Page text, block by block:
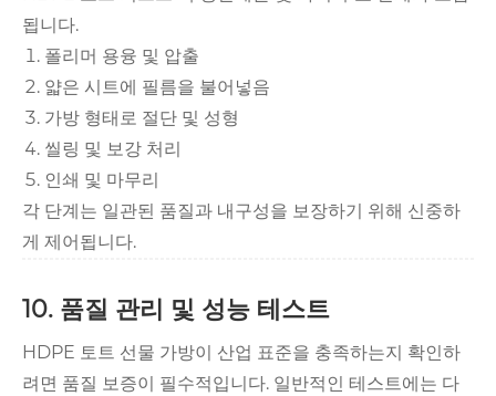
됩니다.
폴리머 용융 및 압출
얇은 시트에 필름을 불어넣음
가방 형태로 절단 및 성형
씰링 및 보강 처리
인쇄 및 마무리
각 단계는 일관된 품질과 내구성을 보장하기 위해 신중하
게 제어됩니다.
10. 품질 관리 및 성능 테스트
HDPE 토트 선물 가방이 산업 표준을 충족하는지 확인하
려면 품질 보증이 필수적입니다. 일반적인 테스트에는 다